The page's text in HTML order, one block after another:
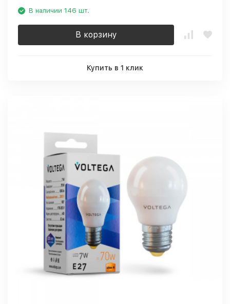
В наличии 146 шт.
В корзину
Купить в 1 клик